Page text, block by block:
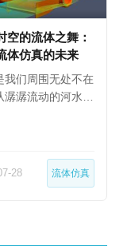
空的流体之舞：
体仿真的未来
我们周围无处不在
潺潺流动的河水
28 流体仿真